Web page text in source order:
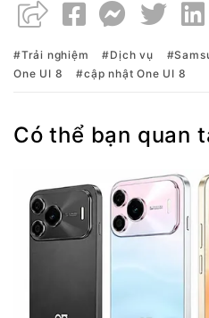
Trải nghiệm Dịch vụ
One UI 8
cập nhật One UI 8
Có thể bạn quan